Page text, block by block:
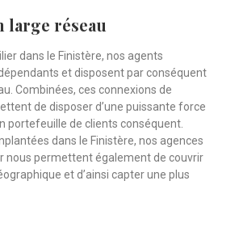
large réseau
dans le Finistère, nos agents
et disposent par conséquent
Combinées, ces connexions de
de disposer d’une puissante force
portefeuille de clients conséquent.
dans le Finistère, nos agences
nous permettent également de couvrir
et d’ainsi capter une plus